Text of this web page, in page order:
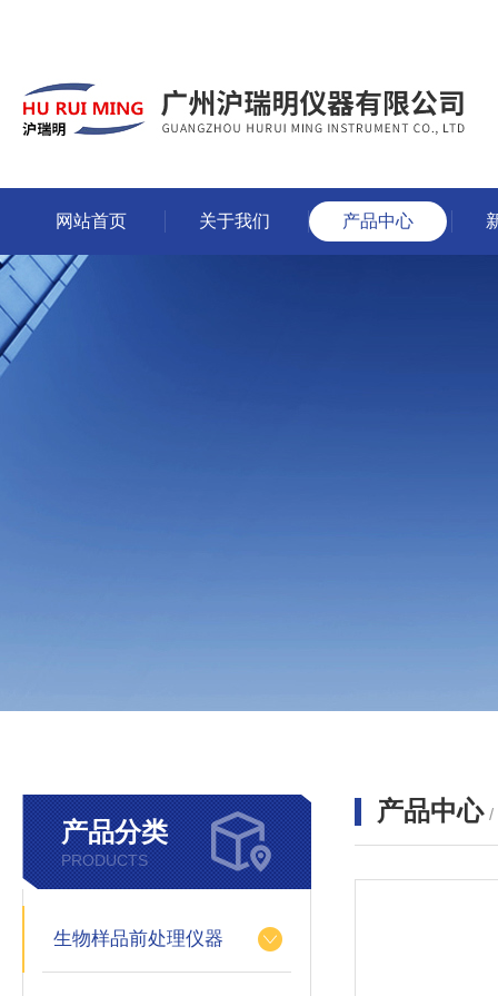
网站首页 关于我们 产品中心
产品分类
PRODUCTS
生物样品前处理仪器
产品中心 /